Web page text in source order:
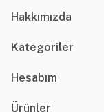
Hakkımızda
Kategoriler
Hesabım
Ürünler